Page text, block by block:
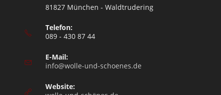
81827 München - Waldtrudering
Telefon:
089 - 430 87 44
E-Mail:
info@wolle-und-schoenes.de
Website: